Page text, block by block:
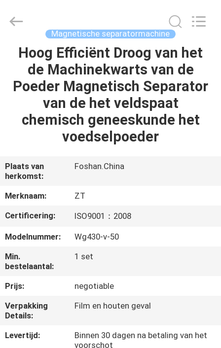
HUIS
PRODUCTEN
ONGEVEER
FABRIEKSREIS
KWALITEITSCONTROLE
ONS
NIEUWS
&
KENNIS
GEVALLEN
Ltd..
Magnetische separatormachine
Hoog Efficiënt Droog van het
de Machinekwarts van de
Poeder Magnetisch Separator
van de het veldspaat
chemisch geneeskunde het
voedselpoeder
Plaats van
herkomst:
Foshan.China
Merknaam:
ZT
Certificering:
ISO9001：2008
Modelnummer:
Wg430-v-50
Min.
bestelaantal:
1 set
Prijs:
negotiable
Verpakking
Details:
Film en houten geval
Levertijd:
Binnen 30 dagen na betaling van het
voorschot